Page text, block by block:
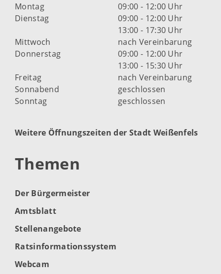
Montag
09:00 - 12:00 Uhr
Dienstag
09:00 - 12:00 Uhr
13:00 - 17:30 Uhr
Mittwoch
nach Vereinbarung
Donnerstag
09:00 - 12:00 Uhr
13:00 - 15:30 Uhr
Freitag
nach Vereinbarung
Sonnabend
geschlossen
Sonntag
geschlossen
Weitere Öffnungszeiten der Stadt Weißenfels
Themen
Der Bürgermeister
Amtsblatt
Stellenangebote
Ratsinformationssystem
Webcam